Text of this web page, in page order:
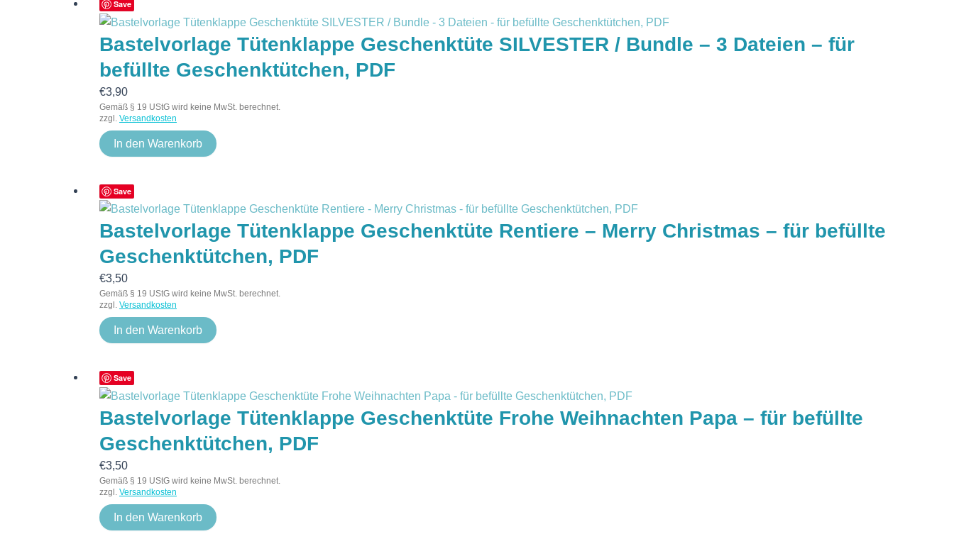
Save
Bastelvorlage Tütenklappe Geschenktüte SILVESTER / Bundle – 3 Dateien – für
befüllte Geschenktütchen, PDF
€3,90
Gemäß § 19 UStG wird keine MwSt. berechnet.
zzgl. Versandkosten
In den Warenkorb
Save
Bastelvorlage Tütenklappe Geschenktüte Rentiere – Merry Christmas – für befüllte
Geschenktütchen, PDF
€3,50
Gemäß § 19 UStG wird keine MwSt. berechnet.
zzgl. Versandkosten
In den Warenkorb
Save
Bastelvorlage Tütenklappe Geschenktüte Frohe Weihnachten Papa – für befüllte
Geschenktütchen, PDF
€3,50
Gemäß § 19 UStG wird keine MwSt. berechnet.
zzgl. Versandkosten
In den Warenkorb